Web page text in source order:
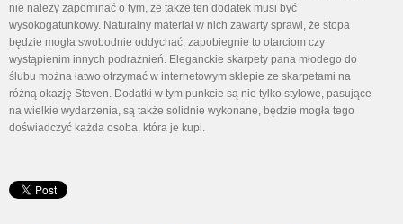
nie należy zapominać o tym, że także ten dodatek musi być
wysokogatunkowy. Naturalny materiał w nich zawarty sprawi, że stopa
będzie mogła swobodnie oddychać, zapobiegnie to otarciom czy
wystąpienim innych podrażnień. Eleganckie skarpety pana młodego do
ślubu można łatwo otrzymać w internetowym sklepie ze skarpetami na
różną okazję Steven. Dodatki w tym punkcie są nie tylko stylowe, pasujące
na wielkie wydarzenia, są także solidnie wykonane, będzie mogła tego
doświadczyć każda osoba, która je kupi.